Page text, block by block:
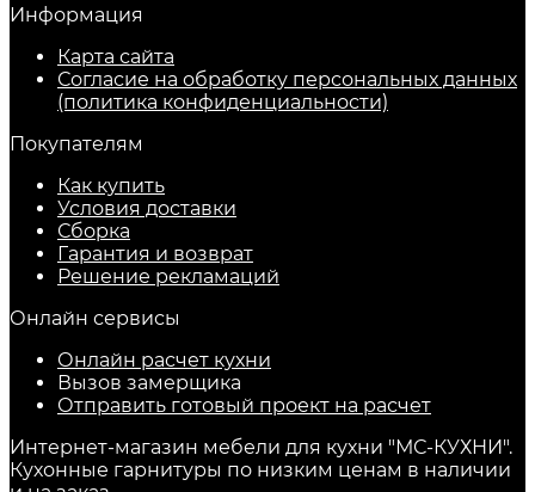
Информация
Карта сайта
Согласие на обработку персональных данных
(политика конфиденциальности)
Покупателям
Как купить
Условия доставки
Сборка
Гарантия и возврат
Решение рекламаций
Онлайн сервисы
Онлайн расчет кухни
Вызов замерщика
Отправить готовый проект на расчет
Интернет-магазин мебели для кухни "МС-КУХНИ".
Кухонные гарнитуры по низким ценам в наличии